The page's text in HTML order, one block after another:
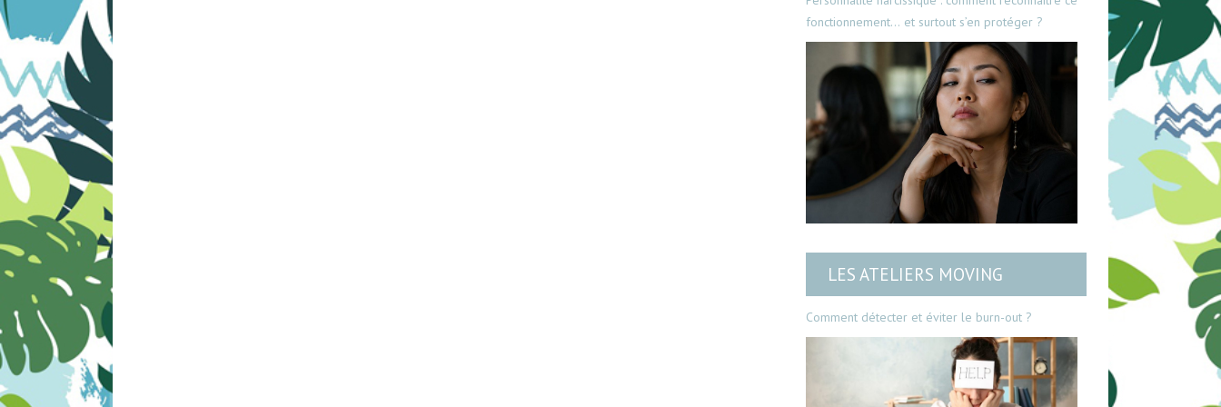
fonctionnement… et surtout s’en protéger ?
LES ATELIERS MOVING
Comment détecter et éviter le burn-out ?